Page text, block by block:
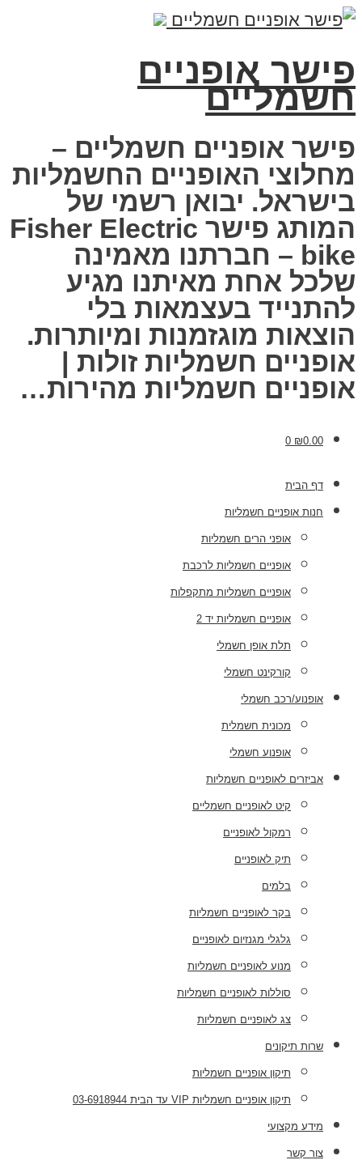
פישר אופניים
חשמליים
פישר אופניים חשמליים –
מחלוצי האופניים החשמליות
בישראל. יבואן רשמי של
המותג פישר Fisher Electric
bike – חברתנו מאמינה
שלכל אחת מאיתנו מגיע
להתנייד בעצמאות בלי
הוצאות מוגזמנות ומיותרות.
אופניים חשמליות זולות |
אופניים חשמליות מהירות…
₪0.00
0
דף הבית
חנות אופניים חשמליות
אופני הרים חשמליות
אופניים חשמליות לרכבת
אופניים חשמליות מתקפלות
אופניים חשמליות יד 2
תלת אופן חשמלי
קורקינט חשמלי
אופנוע/רכב חשמלי
מכונית חשמלית
אופנוע חשמלי
אביזרים לאופניים חשמליות
קיט לאופניים חשמליים
רמקול לאופניים
תיק לאופניים
בלמים
בקר לאופניים חשמליות
גלגלי מגנזיום לאופניים
מנוע לאופניים חשמליות
סוללות לאופניים חשמליות
צג לאופניים חשמליות
שרות תיקונים
תיקון אופניים חשמליות
תיקון אופניים חשמליות VIP עד הבית 03-6918944
מידע מקצועי
צור קשר